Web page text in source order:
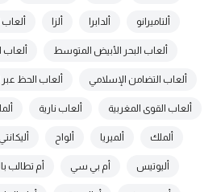
ألتاميرانو ألدابرا ألزا
ألعاب البحر الأبيض المتوسط
ألعاب التضامن الإسلامي ألعاب الحظ عبر
ألعاب القوى المغربية ألعاب نارية
ألملك ألميريا ألواح أليكانتي
أليوتيس أم بي سي أم تطالب